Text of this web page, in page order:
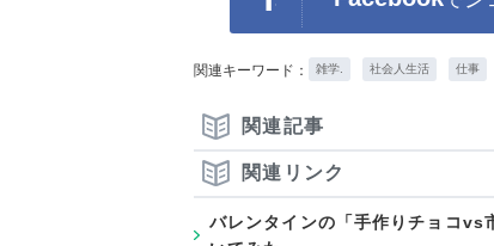
関連キーワード： 雑学. 社会人生活 仕事
関連記事
関連リンク
バレンタインの「手作りチョコvs